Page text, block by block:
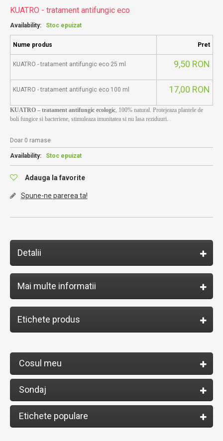
KUATRO - tratament antifungic eco
Availability: Stoc epuizat
Nume produs Pret
KUATRO - tratament antifungic eco 25 ml 9,50 RON
KUATRO - tratament antifungic eco 100 ml 17,00 RON
KUATRO – tratament antifungic ecologic, 100% natural. Protejeaza plantele de
boli fungice si bacteriene, stimuleaza imunitatea si nu lasa reziduuri.
Doar 0 ramase
Availability: Stoc epuizat
Adauga la favorite
Spune-ne parerea ta!
Detalii
Mai multe informatii
Etichete produs
Cosul meu
Sondaj
Etichete populare